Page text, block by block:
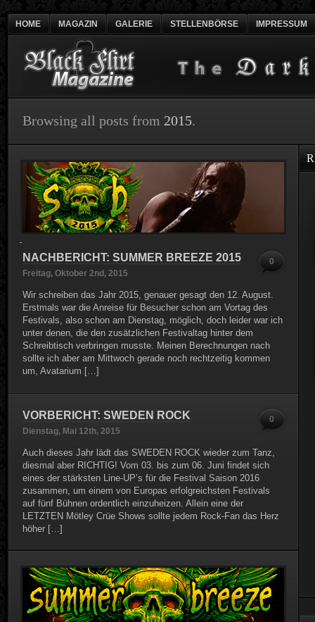
Browsing all posts from 2015.
0
NACHBERICHT: SUMMER BREEZE 2015
Freitag, Oktober 2nd, 2015
Wir schreiben das Jahr 2015, genauer gesagt den 12. August.
Erstmals war die Anreise für Besucher schon am Vortag des
Festivals, also schon am Dienstag, möglich, doch leider war ich
unter denen, die den zusätzlichen Festivaltag hinter dem
Schreibtisch verbringen musste. Meinen Berechnungen nach
sollte ich aber am Mittwoch gerade noch rechtzeitig kommen
um, Avatarium […]
0
VORBERICHT: SWEDEN ROCK
Dienstag, Mai 12th, 2015
Auch dieses Jahr lädt das SWEDEN ROCK wieder zum Tanz,
diesmal aber RICHTIG! Vom 03. bis zum 06. Juni findet sich
eines der stärksten Line-UP’s für die Festival Saison 2016
zusammen, um einem von Europas erfolgreichsten Festivals
auf fünf Bühnen ordentlich einzuheizen. Allein eine der
LETZTEN Mötley Crüe Shows sollte jedem Rock-Fan das Herz
höher […]
HOME MAGAZIN GALERIE STELLENBÖRSE IMPRESSUM